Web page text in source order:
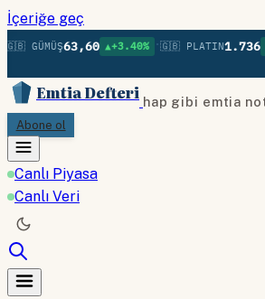
İçeriğe geç
GÜMÜŞ63,60 ▲+3.40% • 🇬🇧 PLATIN1.736
Emtia Defteri hap gibi emtia
Abone ol
Canlı Piyasa
Canlı Veri